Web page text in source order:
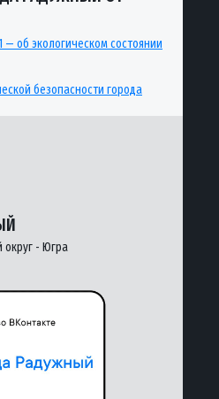
об экологическом состоянии
безопасности города
округ - Югра